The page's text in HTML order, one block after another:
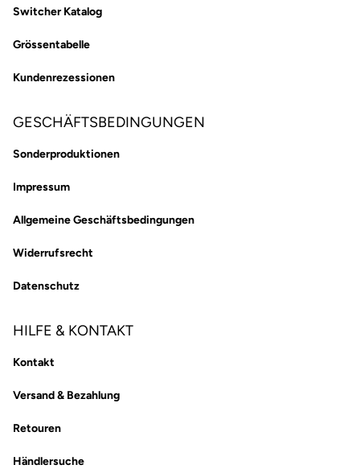
Switcher Katalog
Grössentabelle
Kundenrezessionen
GESCHÄFTSBEDINGUNGEN
Sonderproduktionen
Impressum
Allgemeine Geschäftsbedingungen
Widerrufsrecht
Datenschutz
HILFE & KONTAKT
Kontakt
Versand & Bezahlung
Retouren
Händlersuche